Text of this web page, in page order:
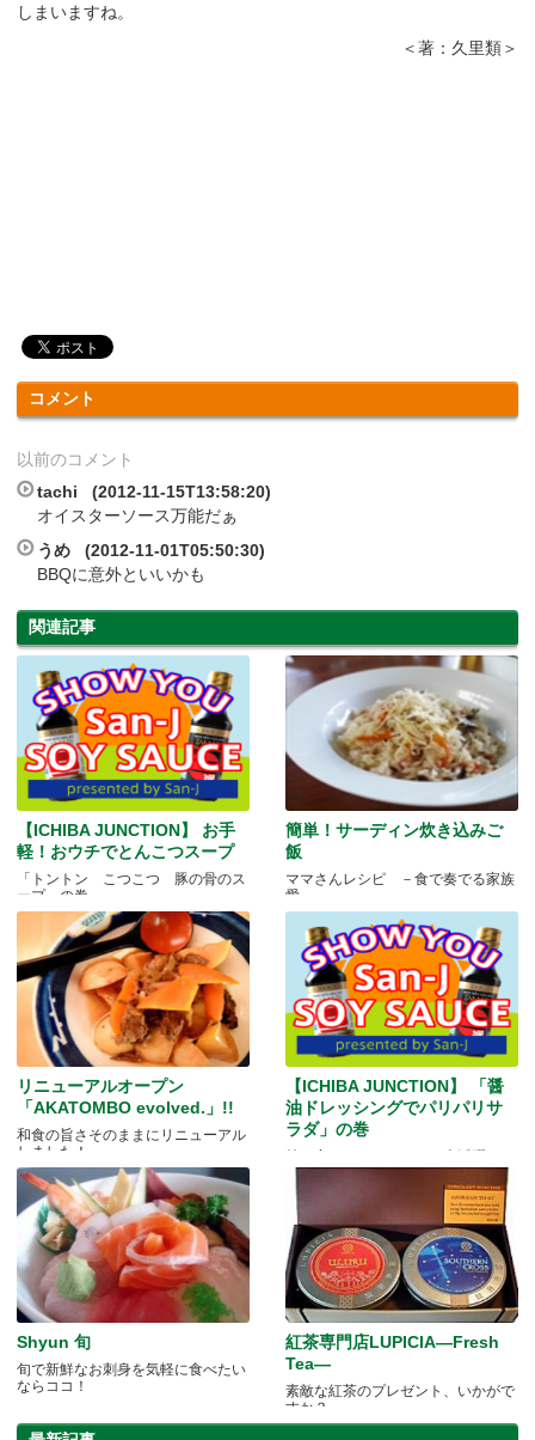
しまいますね。
＜著：久里類＞
コメント
以前のコメント
tachi (2012-11-15T13:58:20)
オイスターソース万能だぁ
うめ (2012-11-01T05:50:30)
BBQに意外といいかも
関連記事
【ICHIBA JUNCTION】 お手
軽！おウチでとんこつスープ
「トントン こつこつ 豚の骨のス
ープ」の巻
簡単！サーディン炊き込みご
飯
ママさんレシピ －食で奏でる家族
愛－
リニューアルオープン
「AKATOMBO evolved.」!!
和食の旨さそのままにリニューアル
しました！
【ICHIBA JUNCTION】 「醤
油ドレッシングでパリパリサ
ラダ」の巻
持ち寄りパーティーにも大活躍
Shyun 旬
旬で新鮮なお刺身を気軽に食べたい
ならココ！
紅茶専門店LUPICIA―Fresh
Tea―
素敵な紅茶のプレゼント、いかがで
すか？